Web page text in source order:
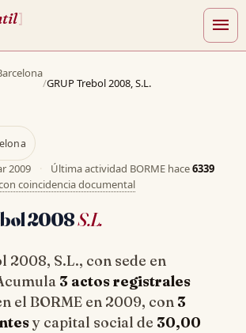
] menu
/GRUP Trebol 2008, S.L.
2009 · Última actividad BORME hace6339
coincidencia documental
2008S.L.
2008, S.L., con sede en
3 actos registrales
el BORME en 2009, con 3
y capital social de 30,00